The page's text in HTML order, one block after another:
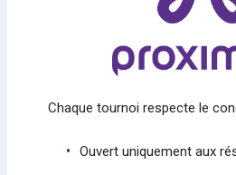
Chaque tournoi respecte le
Ouvert uniquement aux